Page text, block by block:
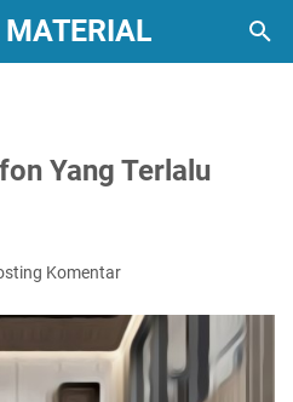
Yang Terlalu
Komentar